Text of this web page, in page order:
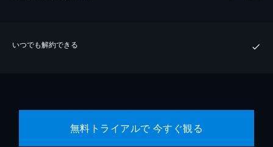
いつでも解約できる
無料トライアルで 今すぐ観る